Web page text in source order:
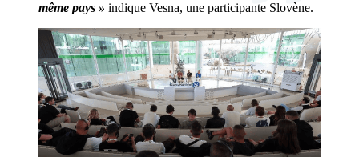
même pays » indique Vesna, une participante Slovène.